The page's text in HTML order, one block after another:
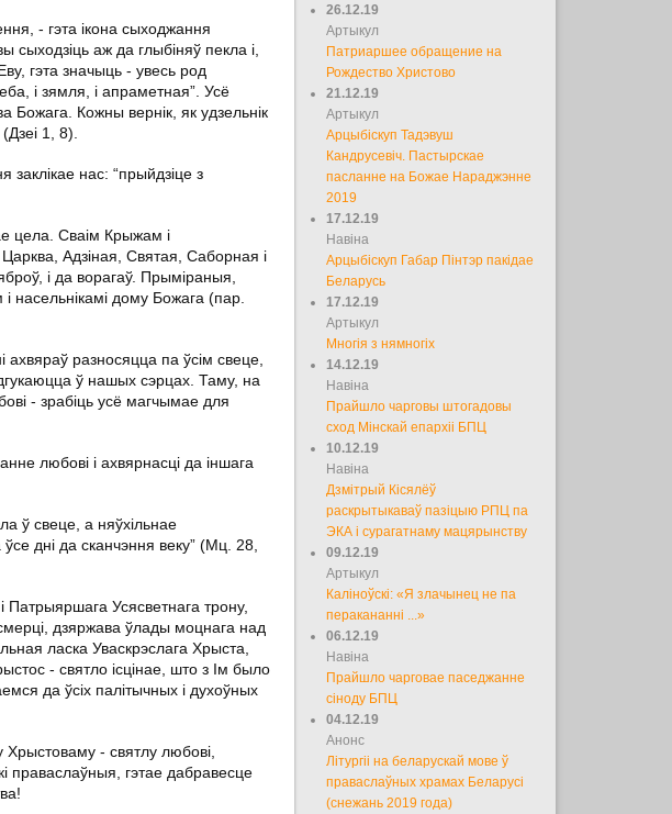
- гэта ікона сыходжання
аж да глыбіняў пекла і,
гэта значыць - увесь род
і зямля, і апраметная”. Усё
Божага. Кожны вернік, як удзельнік
1, 8).
нас: “прыйдзіце з
цела. Сваім Крыжам і
Адзіная, Святая, Саборная і
і да ворагаў. Прыміраныя,
дому Божага (пар.
разносяцца па ўсім свеце,
ў нашых сэрцах. Таму, на
- зрабіць усё магчымае для
любові і ахвярнасці да іншага
ў свеце, а няўхільнае
дні да сканчэння веку” (Мц. 28,
Усясветнага трону,
дзяржава ўлады моцнага над
ласка Уваскрэслага Хрыста,
- святло ісцінае, што з Ім было
да ўсіх палітычных і духоўных
- святлу любові,
праваслаўныя, гэтае дабравесце
26.12.19
Артыкул
Патриаршее обращение на
Рождество Христово
21.12.19
Артыкул
Арцыбіскуп Тадэвуш
Кандрусевіч. Пастырскае
пасланне на Божае Нараджэнне
2019
17.12.19
Навіна
Арцыбіскуп Габар Пінтэр пакідае
Беларусь
17.12.19
Артыкул
Многія з нямногіх
14.12.19
Навіна
Прайшло чарговы штогадовы
сход Мінскай епархіі БПЦ
10.12.19
Навіна
Дзмітрый Кісялёў
раскрытыкаваў пазіцыю РПЦ па
ЭКА і сурагатнаму мацярынству
09.12.19
Артыкул
Каліноўскі: «Я злачынец не па
перакананні ...»
06.12.19
Навіна
Прайшло чарговае паседжанне
сіноду БПЦ
04.12.19
Анонс
Літургіі на беларускай мове ў
праваслаўных храмах Беларусі
(снежань 2019 года)